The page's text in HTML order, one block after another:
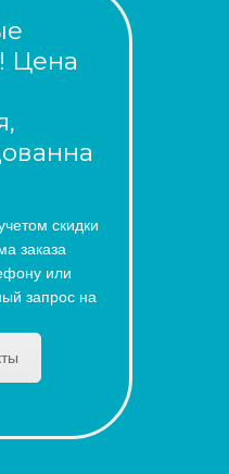
Цена
скидки
заказа
или
запрос на